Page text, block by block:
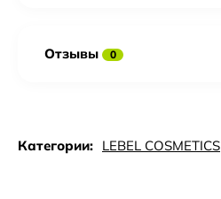
Отзывы 0
Категории: LEBEL COSMETICS